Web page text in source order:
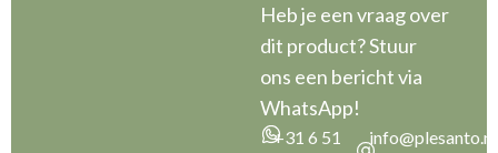
Heb je een vraag over
dit product? Stuur
ons een bericht via
WhatsApp!
+31 6 51
info@plesanto.nl